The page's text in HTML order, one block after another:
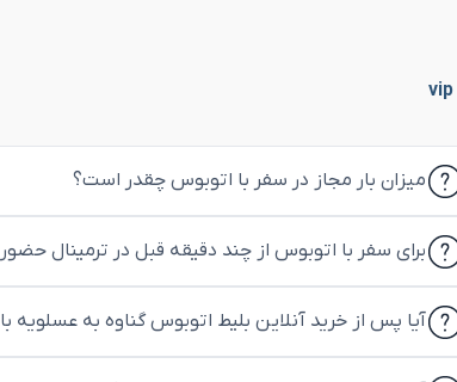
میزان بار مجاز در سفر با اتوبوس چقدر است؟
برای سفر با اتوبوس از چند دقیقه قبل در ترمینال
آیا پس از خرید آنلاین بلیط اتوبوس گناوه به عسلویه